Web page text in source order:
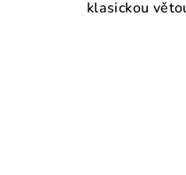
klasickou